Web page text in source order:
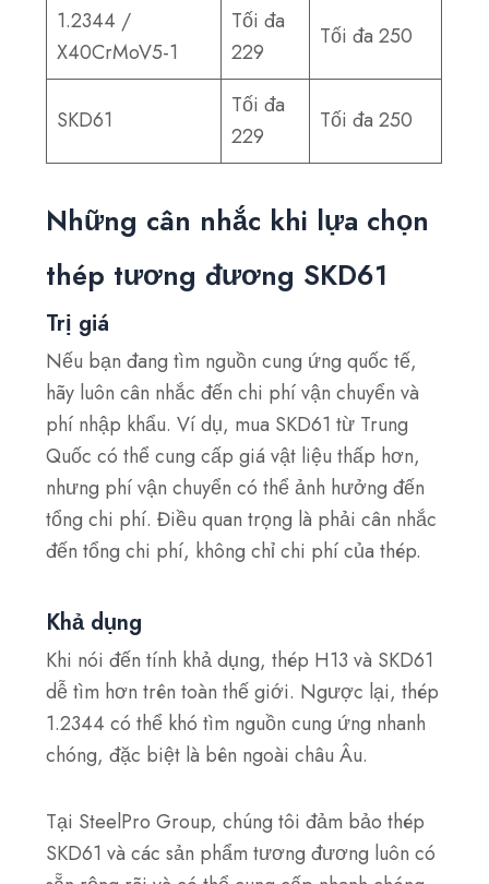
1.2344 /
X40CrMoV5-1
Tối đa
229
Tối đa 250
SKD61
Tối đa
229
Tối đa 250
Những cân nhắc khi lựa chọn
thép tương đương SKD61
Trị giá
Nếu bạn đang tìm nguồn cung ứng quốc tế,
hãy luôn cân nhắc đến chi phí vận chuyển và
phí nhập khẩu. Ví dụ, mua SKD61 từ Trung
Quốc có thể cung cấp giá vật liệu thấp hơn,
nhưng phí vận chuyển có thể ảnh hưởng đến
tổng chi phí. Điều quan trọng là phải cân nhắc
đến tổng chi phí, không chỉ chi phí của thép.
Khả dụng
Khi nói đến tính khả dụng, thép H13 và SKD61
dễ tìm hơn trên toàn thế giới. Ngược lại, thép
1.2344 có thể khó tìm nguồn cung ứng nhanh
chóng, đặc biệt là bên ngoài châu Âu.
Tại SteelPro Group, chúng tôi đảm bảo thép
SKD61 và các sản phẩm tương đương luôn có